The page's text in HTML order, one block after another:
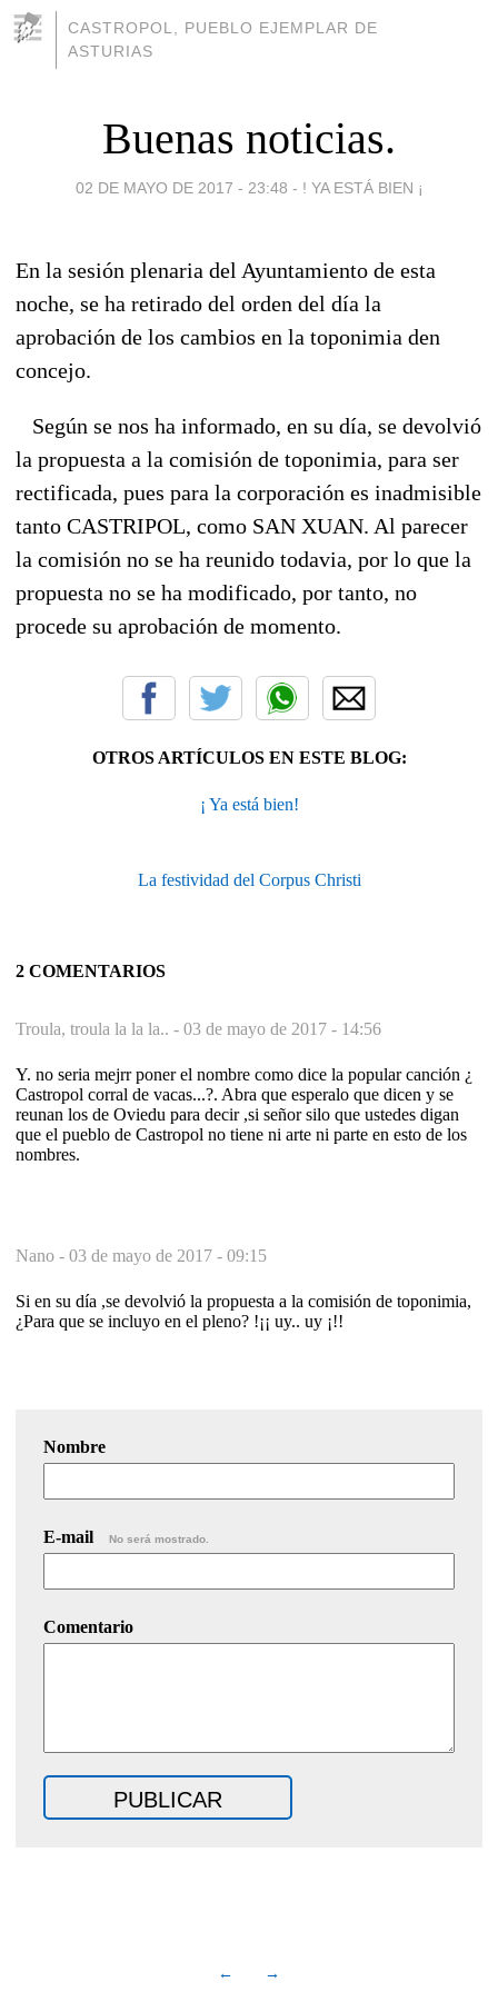
CASTROPOL, PUEBLO EJEMPLAR DE
ASTURIAS
Buenas noticias.
02 DE MAYO DE 2017 - 23:48 - ! YA ESTÁ BIEN ¡
En la sesión plenaria del Ayuntamiento de esta
noche, se ha retirado del orden del día la
aprobación de los cambios en la toponimia den
concejo.
Según se nos ha informado, en su día, se devolvió
la propuesta a la comisión de toponimia, para ser
rectificada, pues para la corporación es inadmisible
tanto CASTRIPOL, como SAN XUAN. Al parecer
la comisión no se ha reunido todavia, por lo que la
propuesta no se ha modificado, por tanto, no
procede su aprobación de momento.
OTROS ARTÍCULOS EN ESTE BLOG:
¡ Ya está bien!
La festividad del Corpus Christi
2 COMENTARIOS
Troula, troula la la la.. - 03 de mayo de 2017 - 14:56
Y. no seria mejrr poner el nombre como dice la popular canción ¿
Castropol corral de vacas...?. Abra que esperalo que dicen y se
reunan los de Oviedu para decir ,si señor silo que ustedes digan
que el pueblo de Castropol no tiene ni arte ni parte en esto de los
nombres.
Nano - 03 de mayo de 2017 - 09:15
Si en su día ,se devolvió la propuesta a la comisión de toponimia,
¿Para que se incluyo en el pleno? !¡¡ uy.. uy ¡!!
Nombre
E-mail No será mostrado.
Comentario
← →